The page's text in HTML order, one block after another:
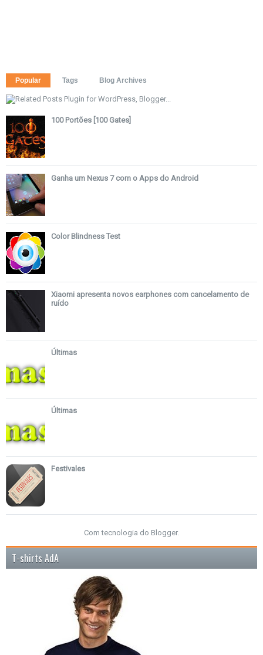
Popular Tags Blog Archives
100 Portões [100 Gates]
Ganha um Nexus 7 com o Apps do Android
Color Blindness Test
Xiaomi apresenta novos earphones com cancelamento de
ruído
Últimas
Últimas
Festivales
Com tecnologia do Blogger.
T-shirts AdA